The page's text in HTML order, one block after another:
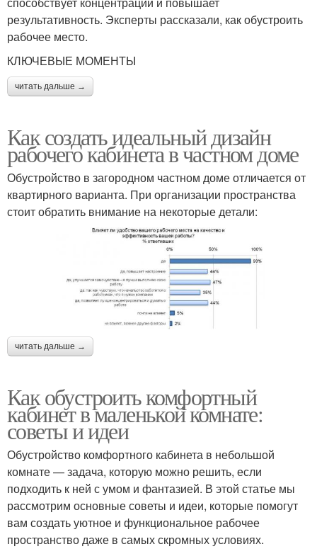
результативность. Эксперты рассказали, как обустроить
рабочее место.
КЛЮЧЕВЫЕ МОМЕНТЫ
читать дальше →
Как создать идеальный дизайн
рабочего кабинета в частном доме
Обустройство в загородном частном доме отличается от
квартирного варианта. При организации пространства
стоит обратить внимание на некоторые детали:
читать дальше →
Как обустроить комфортный
кабинет в маленькой комнате:
советы и идеи
Обустройство комфортного кабинета в небольшой
комнате — задача, которую можно решить, если
подходить к ней с умом и фантазией. В этой статье мы
рассмотрим основные советы и идеи, которые помогут
вам создать уютное и функциональное рабочее
пространство даже в самых скромных условиях.